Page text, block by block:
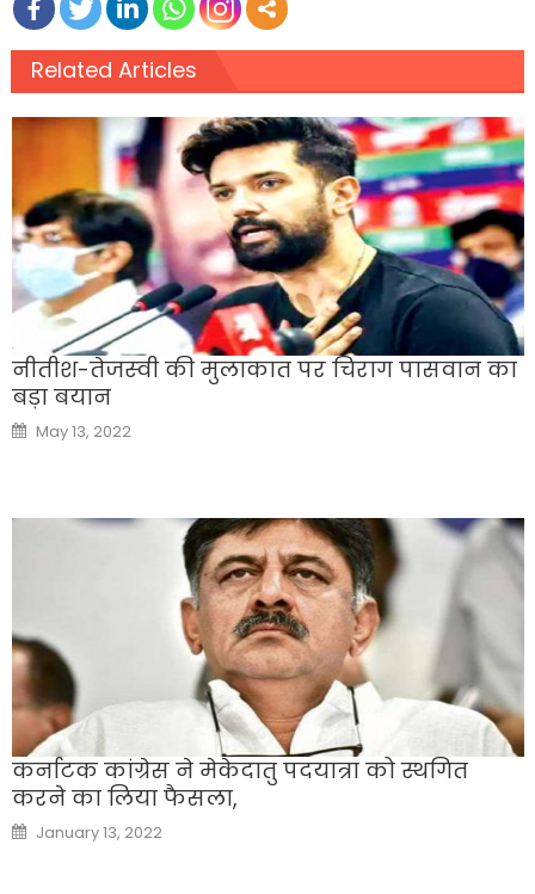
Related Articles
नीतीश-तेजस्‍वी की मुलाकात पर चिराग पासवान का
बड़ा बयान
Posted
on
May 13, 2022
कर्नाटक कांग्रेस ने मेकेदातु पदयात्रा को स्थगित
करने का लिया फैसला,
Posted
on
January 13, 2022